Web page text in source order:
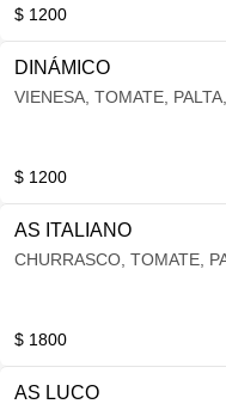
$ 1200
DINÁMICO
VIENESA, TOMATE,
$ 1200
AS ITALIANO
CHURRASCO, TOMATE,
$ 1800
AS LUCO